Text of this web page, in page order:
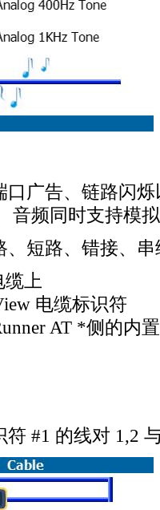
口广告、链路闪
音频同时支持模
、短路、错接、
缆上
电缆标识符
AT *侧的内
符 #1 的线对 1,2